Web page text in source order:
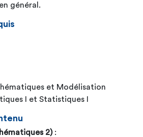
général.
et Modélisation
I et Statistiques I
2):